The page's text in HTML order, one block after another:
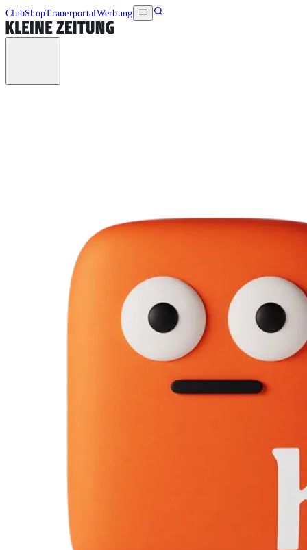
ClubShopTrauerportalWerbung